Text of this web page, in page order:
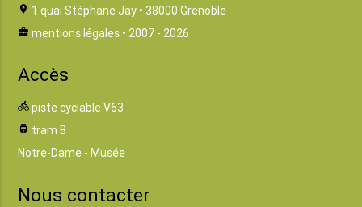
location_on 1 quai Stéphane Jay • 38000 Grenoble
business_center mentions légales • 2007 - 2026
Accès
directions_bike piste cyclable V63
tram tram B
Notre-Dame - Musée
Nous contacter